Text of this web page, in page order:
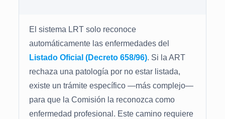
El sistema LRT solo reconoce
automáticamente las enfermedades del
Listado Oficial (Decreto 658/96). Si la ART
rechaza una patología por no estar listada,
existe un trámite específico —más complejo—
para que la Comisión la reconozca como
enfermedad profesional. Este camino requiere